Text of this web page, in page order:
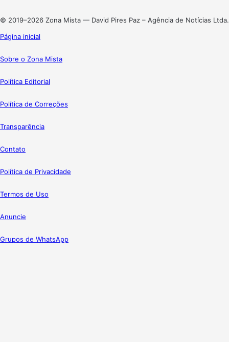
© 2019–2026 Zona Mista — David Pires Paz – Agência de Notícias Ltda.
Página inicial
Sobre o Zona Mista
Política Editorial
Política de Correções
Transparência
Contato
Política de Privacidade
Termos de Uso
Anuncie
Grupos de WhatsApp